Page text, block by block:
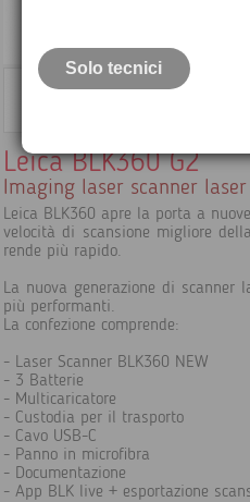
Leica BLK360 G2
Imaging laser scanner laser
Leica BLK360 apre la porta a
velocità di scansione migliore
rende più rapido.
La nuova generazione di
più performanti.
La confezione comprende:
- Laser Scanner BLK360 NEW
- 3 Batterie
- Multicaricatore
- Custodia per il trasporto
- Cavo USB-C
- Panno in microfibra
- Documentazione
- App BLK live + esportazione
Solo tecnici